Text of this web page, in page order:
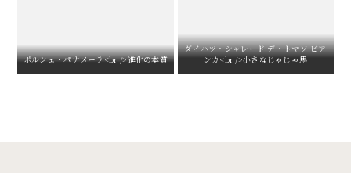
ポルシェ・パナメーラ<br />進化の本質
ダイハツ・シャレード デ・トマソ ビア
ンカ<br />小さなじゃじゃ馬